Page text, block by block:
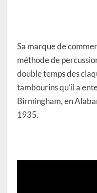
Sa marque de
méthode de
double temps des
tambourins qu’il a
Birmingham, en
1935.